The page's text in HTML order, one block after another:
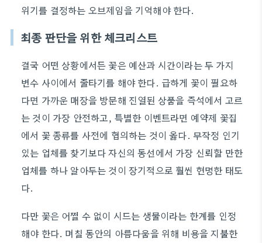
위기를 결정하는 오브제임을 기억해야 한다.
최종 판단을 위한 체크리스트
결국 어떤 상황에서든 꽃은 예산과 시간이라는 두 가지
변수 사이에서 줄타기를 해야 한다. 급하게 꽃이 필요하
다면 가까운 매장을 방문해 진열된 상품을 즉석에서 고르
는 것이 가장 안전하고, 특별한 이벤트라면 예약제 꽃집
에서 꽃 종류를 사전에 협의하는 것이 옳다. 무작정 인기
있는 업체를 찾기보다 자신의 동선에서 가장 신뢰할 만한
업체를 하나 알아두는 것이 장기적으로 훨씬 현명한 태도
다.
다만 꽃은 어쩔 수 없이 시드는 생물이라는 한계를 인정
해야 한다. 며칠 동안의 아름다움을 위해 비용을 지불한